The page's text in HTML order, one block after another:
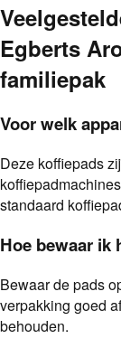
Egberts
familiepak
Voor welk
Deze koffiepads
standaard
Hoe bewaar ik
Bewaar de pads
verpakking goed
behouden.